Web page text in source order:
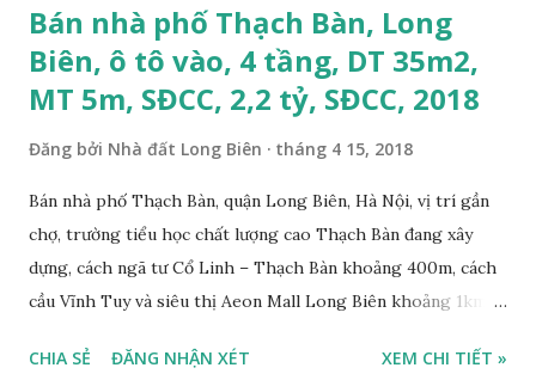
Bán nhà phố Thạch Bàn, Long
Biên, ô tô vào, 4 tầng, DT 35m2,
MT 5m, SĐCC, 2,2 tỷ, SĐCC, 2018
Đăng bởi Nhà đất Long Biên tháng 4 15, 2018
Bán nhà phố Thạch Bàn, quận Long Biên, Hà Nội, vị trí gần
chợ, trường tiểu học chất lượng cao Thạch Bàn đang xây
dựng, cách ngã tư Cổ Linh – Thạch Bàn khoảng 400m, cách
cầu Vĩnh Tuy và siêu thị Aeon Mall Long Biên khoảng 1km,
4 tầng, diện tích mặt bằng 35m2, mặt tiền 5m, thiết kế 3
CHIA SẺ ĐĂNG NHẬN XÉT XEM CHI TIẾT »